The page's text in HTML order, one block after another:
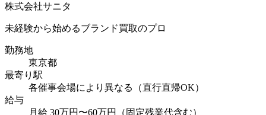
株式会社サニタ
未経験から始めるブランド買取のプロ
勤務地
東京都
最寄り駅
各催事会場により異なる（直行直帰OK）
給与
月給 30万円〜60万円（固定残業代含む）